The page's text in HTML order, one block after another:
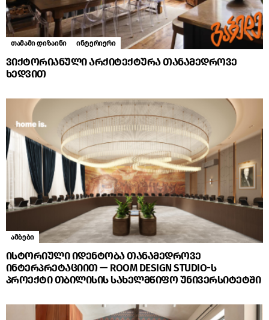
თამამი დიზაინი ინტერიერი
ვიქტორიანული არქიტექტურა თანამედროვე
ხედვით
ამბები
ისტორიული იდენტობა თანამედროვე
ინტერპრეტაციით — ROOM DESIGN STUDIO-ს
პროექტი თბილისის სახელმწიფო უნივერსიტეტში